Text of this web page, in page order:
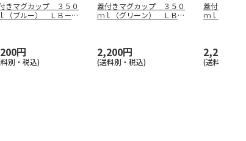
きマグカップ ３５０
（ブルー） ＬＢ－６
円
別・税込)
蓋付きマグカップ ３５０
ｍｌ（グリーン） ＬＢ－
2,200円
(送料別・税込)
蓋付きマグ
ｍｌ（ブラ
2,200円
(送料別・税